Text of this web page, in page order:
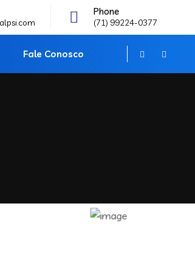
Phone
(71) 99224-0377
Fale Conosco